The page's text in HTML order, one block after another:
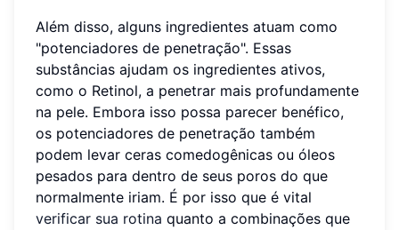
Além disso, alguns ingredientes atuam como
"potenciadores de penetração". Essas
substâncias ajudam os ingredientes ativos,
como o Retinol, a penetrar mais profundamente
na pele. Embora isso possa parecer benéfico,
os potenciadores de penetração também
podem levar ceras comedogênicas ou óleos
pesados para dentro de seus poros do que
normalmente iriam. É por isso que é vital
verificar sua rotina quanto a combinações que